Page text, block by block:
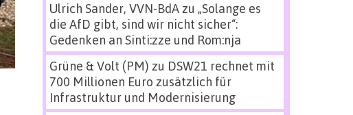
Ulrich Sander, VVN-BdAzu „Solange es
die AfD gibt, sind wir nicht sicher“:
Gedenken an Sinti:zze und Rom:nja
Grüne & Volt (PM) zu DSW21 rechnet mit
700 Millionen Euro zusätzlich für
Infrastruktur und Modernisierung